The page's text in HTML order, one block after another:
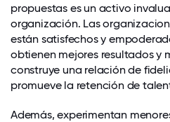
propuestas es un activo
organización. Las
están satisfechos y
obtienen mejores resultados y
construye una relación de
promueve la retención de
Además, experimentan